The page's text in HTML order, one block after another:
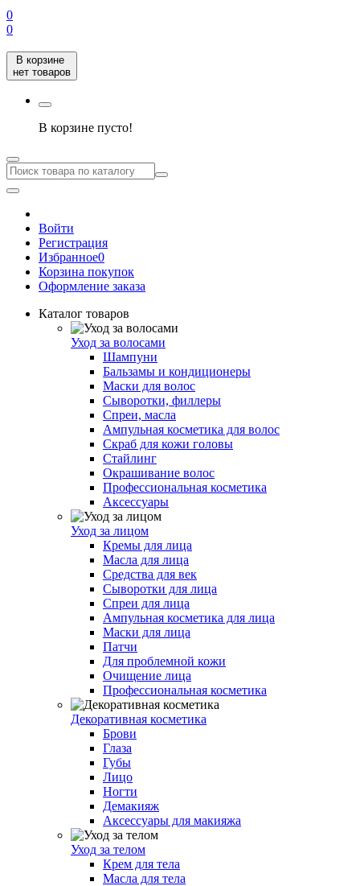
0
0
В корзине
нет товаров
В корзине пусто!
Войти
Регистрация
Избранное0
Корзина покупок
Оформление заказа
Каталог товаров
Уход за волосами
Шампуни
Бальзамы и кондиционеры
Маски для волос
Сыворотки, филлеры
Спреи, масла
Ампульная косметика для волос
Скраб для кожи головы
Стайлинг
Окрашивание волос
Профессиональная косметика
Аксессуары
Уход за лицом
Кремы для лица
Масла для лица
Средства для век
Сыворотки для лица
Спреи для лица
Ампульная косметика для лица
Маски для лица
Патчи
Для проблемной кожи
Очищение лица
Профессиональная косметика
Декоративная косметика
Брови
Глаза
Губы
Лицо
Ногти
Демакияж
Аксессуары для макияжа
Уход за телом
Крем для тела
Масла для тела